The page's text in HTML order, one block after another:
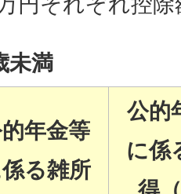
未満
年金等
る雑所
公的
に係